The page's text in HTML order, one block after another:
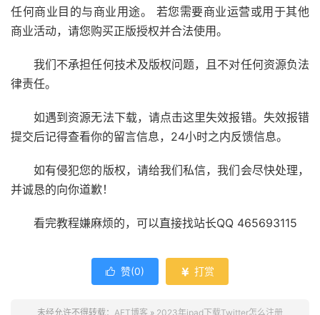
任何商业目的与商业用途。 若您需要商业运营或用于其他
商业活动，请您购买正版授权并合法使用。
我们不承担任何技术及版权问题，且不对任何资源负法
律责任。
如遇到资源无法下载，请点击这里失效报错。失效报错
提交后记得查看你的留言信息，24小时之内反馈信息。
如有侵犯您的版权，请给我们私信，我们会尽快处理，
并诚恳的向你道歉！
看完教程嫌麻烦的，可以直接找站长QQ 465693115
 赞(0)  打赏
未经允许不得转载： AFT博客 » 2023年ipad下载Twitter怎么注册